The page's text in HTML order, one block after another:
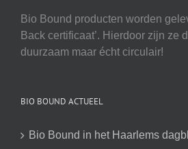
Bio Bound producten worden
Back certificaat’. Hierdoor zijn ze
duurzaam maar écht circulair!
BIO BOUND ACTUEEL
Bio Bound in het Haarlems